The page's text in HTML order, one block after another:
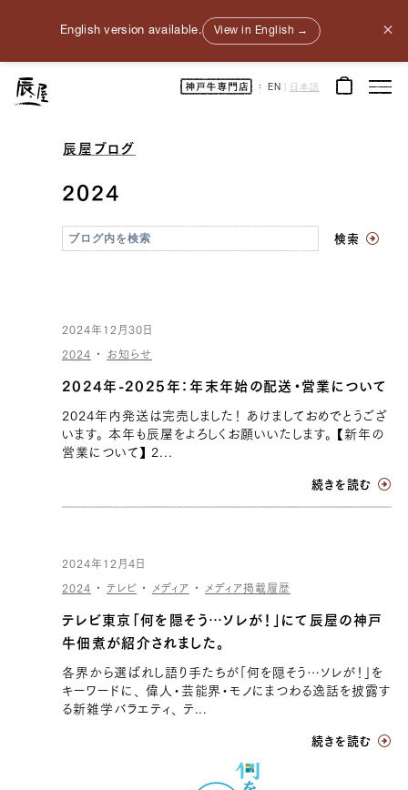
English version available. View in English → ×
神
戸
牛
EN 日本語
辰屋ブログ
2024
検索
2024年12月30日
2024 ・ お知らせ
2024年-2025年：年末年始の配送・営業について
2024年内発送は完売しました！ あけましておめでとうござ
います。 本年も辰屋をよろしくお願いいたします。 【新年の
営業について】 2...
続きを読む
2024年12月4日
2024 ・ テレビ・ メディア ・ メディア掲載履歴
テレビ東京「何を隠そう…ソレが！」にて辰屋の神戸
牛佃煮が紹介されました。
各界から選ばれし語り手たちが「何を隠そう…ソレが！」を
キーワードに、 偉人・芸能界・モノにまつわる逸話を披露す
る新雑学バラエティ、 テ...
続きを読む